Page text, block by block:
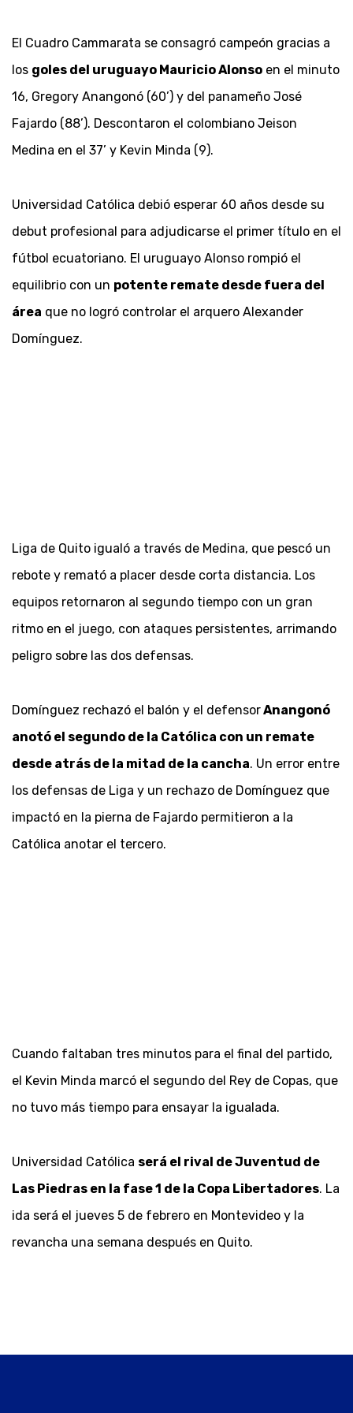
El Cuadro Cammarata se consagró campeón gracias a
los goles del uruguayo Mauricio Alonso en el minuto
16, Gregory Anangonó (60’) y del panameño José
Fajardo (88’). Descontaron el colombiano Jeison
Medina en el 37’ y Kevin Minda (9).
Universidad Católica debió esperar 60 años desde su
debut profesional para adjudicarse el primer título en el
fútbol ecuatoriano. El uruguayo Alonso rompió el
equilibrio con un potente remate desde fuera del
área que no logró controlar el arquero Alexander
Domínguez.
Liga de Quito igualó a través de Medina, que pescó un
rebote y remató a placer desde corta distancia. Los
equipos retornaron al segundo tiempo con un gran
ritmo en el juego, con ataques persistentes, arrimando
peligro sobre las dos defensas.
Domínguez rechazó el balón y el defensorAnangonó
anotó el segundo de la Católica con un remate
desde atrás de la mitad de la cancha. Un error entre
los defensas de Liga y un rechazo de Domínguez que
impactó en la pierna de Fajardo permitieron a la
Católica anotar el tercero.
Cuando faltaban tres minutos para el final del partido,
el Kevin Minda marcó el segundo del Rey de Copas, que
no tuvo más tiempo para ensayar la igualada.
Universidad Católica será el rival de Juventud de
Las Piedras en la fase 1 de la Copa Libertadores. La
ida será el jueves 5 de febrero en Montevideo y la
revancha una semana después en Quito.